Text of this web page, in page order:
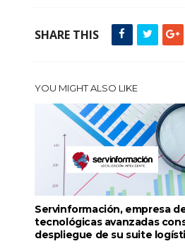
SHARE THIS
YOU MIGHT ALSO LIKE
Servinformación, empresa
tecnológicas avanzadas
despliegue de su suite